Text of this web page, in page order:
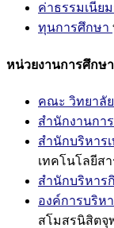
ค่าธรรมเนีย
ทุนการศึกษา
หน่วยงานการศึกษา
คณะ วิทยาลั
สำนักงานกา
สำนักบริหาร
เทคโนโลยีส
สำนักบริหาร
องค์การบริห
สโมสรนิสิตจุ